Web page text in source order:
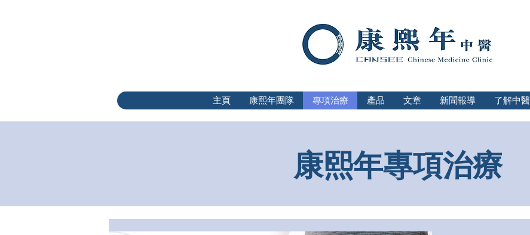
主頁 康熙年團隊 專項治療 產品 文章 新聞報導 了解中醫
康熙年專項治療